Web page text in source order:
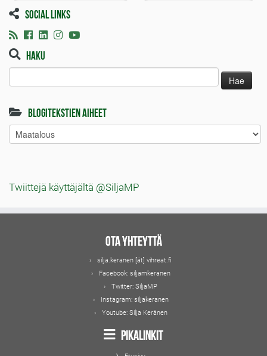
Social links
Haku
Blogitekstien aiheet
Blogitekstien
aiheet
Twiittejä käyttäjältä @SiljaMP
Ota yhteyttä
silja.keranen [ät] vihreat.fi
Facebook: siljamkeranen
Twitter: SiljaMP
Instagram: siljakeranen
Youtube: Silja Keränen
Pikalinkit